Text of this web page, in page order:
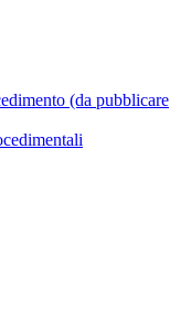
(da pubblicare